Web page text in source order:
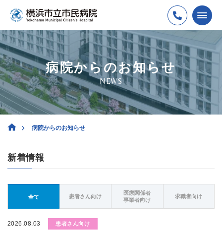
病院からのお知らせ
NEWS
病院からのお知らせ
新着情報
全て 患者さん向け
医療関係者
事業者向け
求職者向け
2026.08.03 患者さん向け